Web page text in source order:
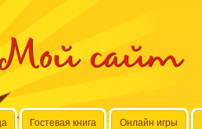
сайт
Гостевая книга Онлайн игры